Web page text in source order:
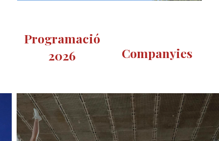
Programació
2026
Companyies
RESIDÈNCIES
ARTÍSTIQUES